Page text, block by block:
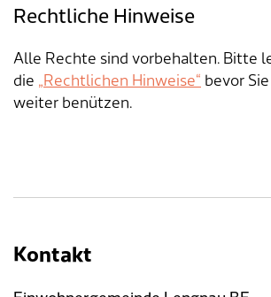
Rechtliche Hinweise
Alle Rechte sind vorbehalten. Bitte
die „Rechtlichen Hinweise“ bevor
weiter benützen.
Kontakt
Sicherheit
Über Lengnau
Wirtschaft
Schnupperlehre / Lehrstelle
Gemeindenetzwerke